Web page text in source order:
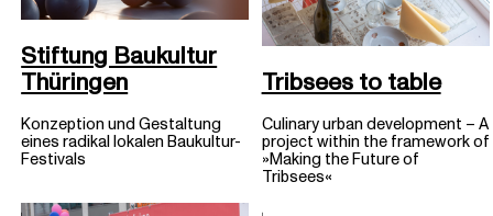
Stiftung Baukultur
Thüringen
Konzeption und Gestaltung
eines radikal lokalen Baukultur-
Festivals
Tribsees to table
Culinary urban development – A
project within the framework of
»Making the Future of
Tribsees«